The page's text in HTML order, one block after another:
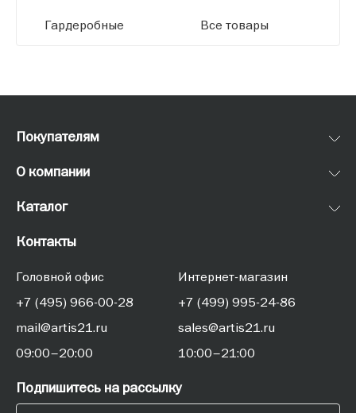
Гардеробные Все товары
Покупателям
О компании
Каталог
Контакты
Головной офис
+7 (495) 966-00-28
mail@artis21.ru
09:00–20:00
Интернет-магазин
+7 (499) 995-24-86
sales@artis21.ru
10:00–21:00
Подпишитесь на рассылку